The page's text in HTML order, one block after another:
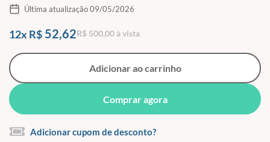
Última atualização 09/05/2026
12x R$ 52,62R$ 500,00 à vista
Adicionar ao carrinho
Comprar agora
Adicionar cupom de desconto?